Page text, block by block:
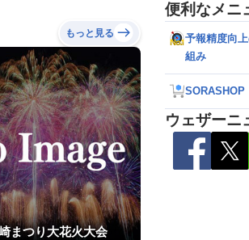
もっと見る
まつり大花火大会
便利なメニ
予報精度向
組み
SORASHOP
ウェザーニ